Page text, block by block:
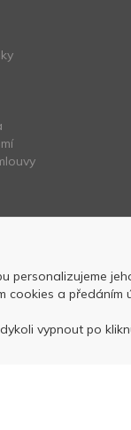
ABRA E-shop
personalizujeme
cookies a
vypnout po